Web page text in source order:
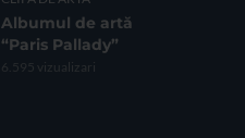
Albumul de artă
“Paris Pallady”
6.595 vizualizari